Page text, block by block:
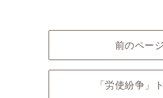
前のペー
「労使紛争」